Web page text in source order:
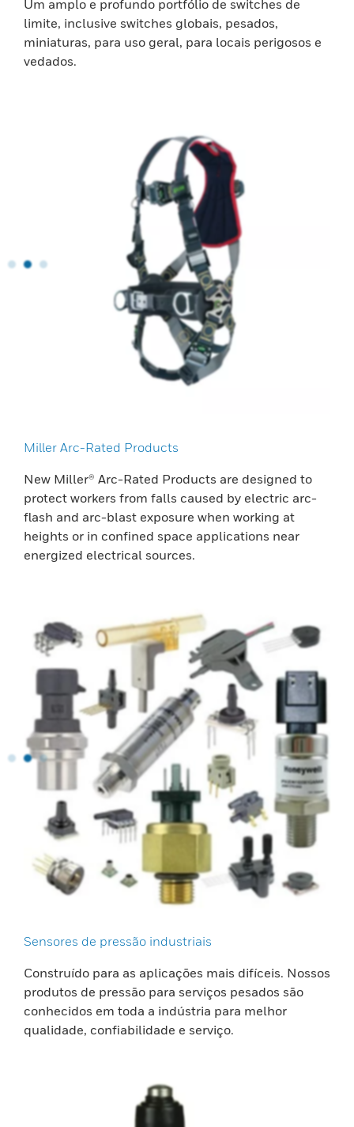
Um amplo e profundo portfólio de switches de
limite, inclusive switches globais, pesados,
miniaturas, para uso geral, para locais perigosos e
vedados.
Miller Arc-Rated Products
New Miller® Arc-Rated Products are designed to
protect workers from falls caused by electric arc-
flash and arc-blast exposure when working at
heights or in confined space applications near
energized electrical sources.
Sensores de pressão industriais
Construído para as aplicações mais difíceis. Nossos
produtos de pressão para serviços pesados são
conhecidos em toda a indústria para melhor
qualidade, confiabilidade e serviço.